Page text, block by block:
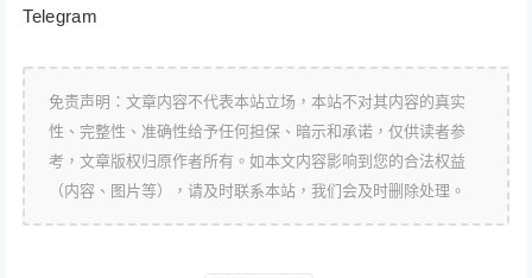
Telegram
免责声明：文章内容不代表本站立场，本站不对其内容的真实
性、完整性、准确性给予任何担保、暗示和承诺，仅供读者参
考，文章版权归原作者所有。如本文内容影响到您的合法权益
（内容、图片等），请及时联系本站，我们会及时删除处理。